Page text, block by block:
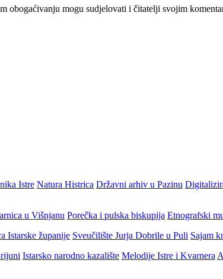
obogaćivanju mogu sudjelovati i čitatelji svojim
Istre Natura Histrica Državni arhiv u Pazinu
u Višnjanu Porečka i pulska biskupija Etnografski
Istarske županije Sveučilište Jurja Dobrile u Puli Sajam
Istarsko narodno kazalište Melodije Istre i Kvarnera